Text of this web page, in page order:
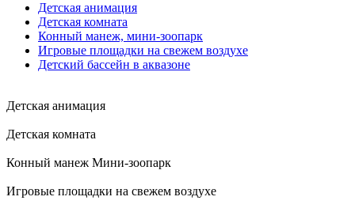
Детская анимация
Детская комната
Конный манеж, мини-зоопарк
Игровые площадки на свежем воздухе
Детский бассейн в аквазоне
Детская анимация
Детская комната
Конный манеж Мини-зоопарк
Игровые площадки на свежем воздухе